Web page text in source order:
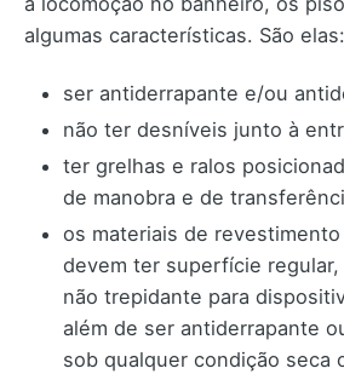
algumas características. São elas:
ser antiderrapante e/ou
não ter desníveis junto à
ter grelhas e ralos
de manobra e de
os materiais de
devem ter superfície
não trepidante para
além de ser antiderrapante
sob qualquer condição seca